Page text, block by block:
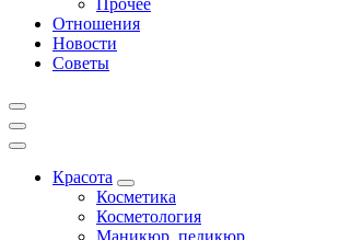
Прочее
Отношения
Новости
Советы
Красота
Косметика
Косметология
Маникюр, педикюр